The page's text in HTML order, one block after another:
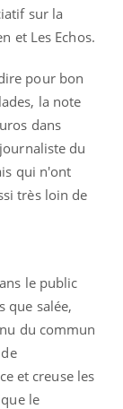
sur la
et Les Echos.
pour bon
la note
dans
du
qui n'ont
très loin de
le public
que salée,
du commun
et creuse les
le